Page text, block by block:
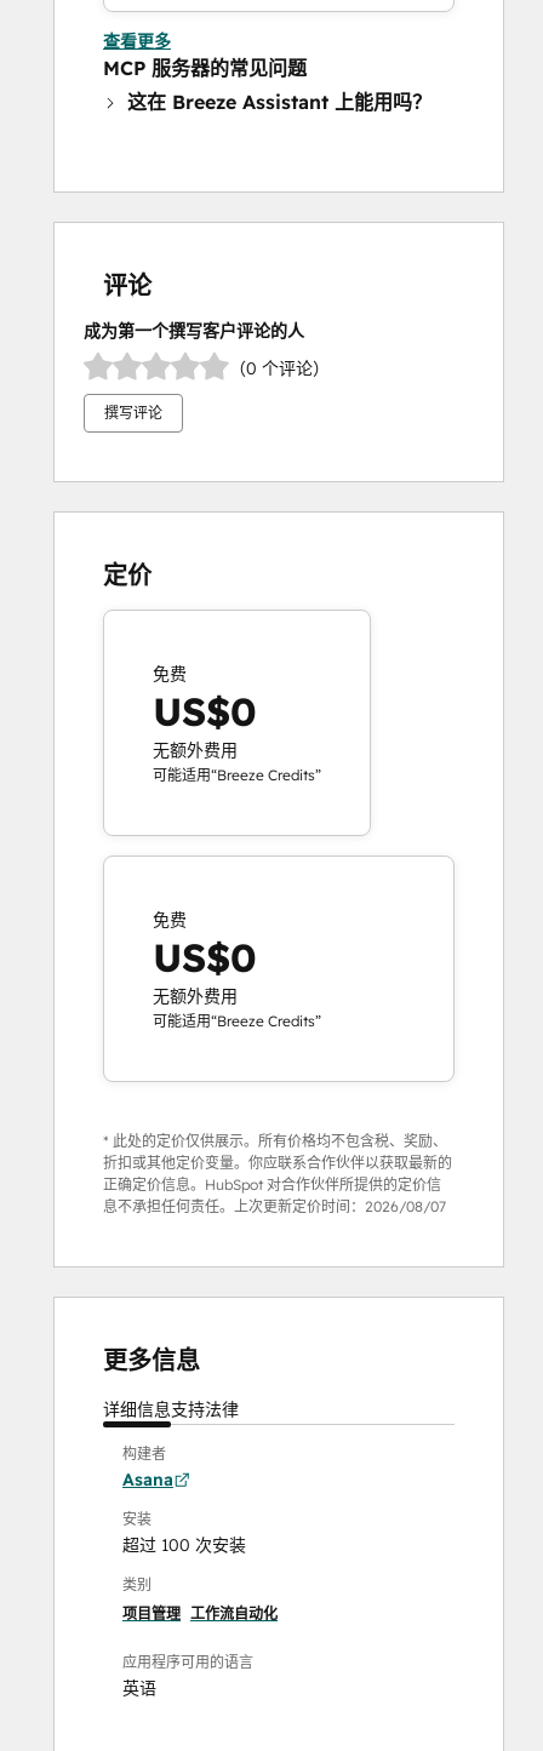
查看更多
MCP 服务器的常见问题
这在 Breeze Assistant 上能用吗？
评论
成为第一个撰写客户评论的人
（0 个评论）
撰写评论
定价
免费
US$0
无额外费用
可能适用“Breeze Credits”
免费
US$0
无额外费用
可能适用“Breeze Credits”
* 此处的定价仅供展示。所有价格均不包含税、奖励、
折扣或其他定价变量。你应联系合作伙伴以获取最新的
正确定价信息。HubSpot 对合作伙伴所提供的定价信
息不承担任何责任。上次更新定价时间： 2026/08/07
更多信息
详细信息支持法律
构建者
Asana
安装
超过 100 次安装
类别
项目管理 工作流自动化
应用程序可用的语言
英语